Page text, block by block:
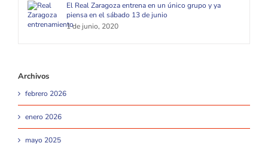
El Real Zaragoza entrena en un único grupo y ya
piensa en el sábado 13 de junio
1 de junio, 2020
Archivos
febrero 2026
enero 2026
mayo 2025